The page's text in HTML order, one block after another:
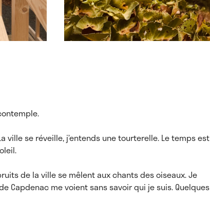
ville se réveille, j’entends une tourterelle. Le temps est
de la ville se mêlent aux chants des oiseaux. Je
Capdenac me voient sans savoir qui je suis. Quelques